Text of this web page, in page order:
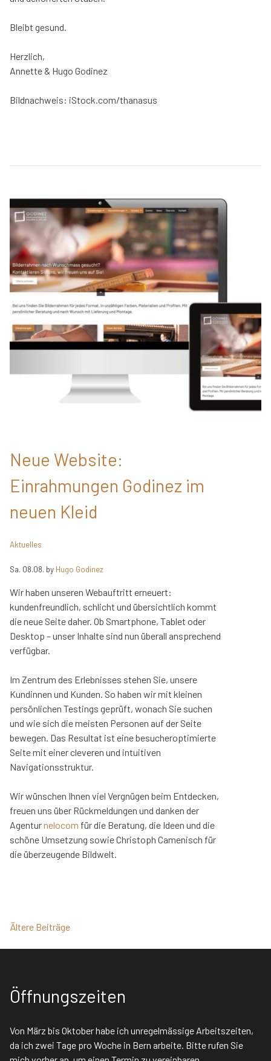
Bleibt gesund.
Herzlich,
Annette & Hugo Godinez
Bildnachweis: iStock.com/thanasus
Neue Website:
Einrahmungen Godinez im
neuen Kleid
Aktuelles
Sa. 08.08. by Hugo Godinez
Wir haben unseren Webauftritt erneuert:
kundenfreundlich, schlicht und übersichtlich kommt
die neue Seite daher. Ob Smartphone, Tablet oder
Desktop – unser Inhalte sind nun überall ansprechend
verfügbar.
Im Zentrum des Erlebnisses stehen Sie, unsere
Kundinnen und Kunden. So haben wir mit kleinen
persönlichen Testings geprüft, wonach Sie suchen
und wie sich die meisten Personen auf der Seite
bewegen. Das Resultat ist eine besucheroptimierte
Seite mit einer cleveren und intuitiven
Navigationsstruktur.
Wir wünschen Ihnen viel Vergnügen beim Entdecken,
freuen uns über Rückmeldungen und danken der
Agenturnelocom für die Beratung, die Ideen und die
schöne Umsetzung sowie Christoph Camenisch für
die überzeugende Bildwelt.
Beitragsnavigation
Ältere Beiträge
Öffnungszeiten
Von März bis Oktober habe ich unregelmässige Arbeitszeiten,
da ich zwei Tage pro Woche in Bern arbeite. Bitte rufen Sie